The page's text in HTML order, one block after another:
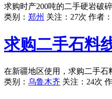
求购时产200吨的二手硬岩破
类别： 郑州 关注：27次 作者：
求购二手石料
在新疆地区使用，求购二手石
类别： 乌鲁木齐 关注：24次 作